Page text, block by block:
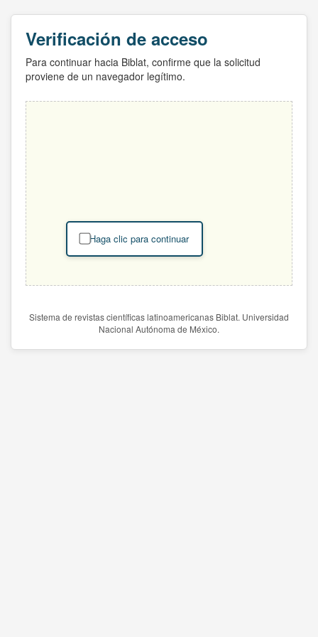
Verificación de acceso
Para continuar hacia Biblat, confirme que la solicitud
proviene de un navegador legítimo.
Haga clic para continuar
Sistema de revistas científicas latinoamericanas Biblat. Universidad
Nacional Autónoma de México.